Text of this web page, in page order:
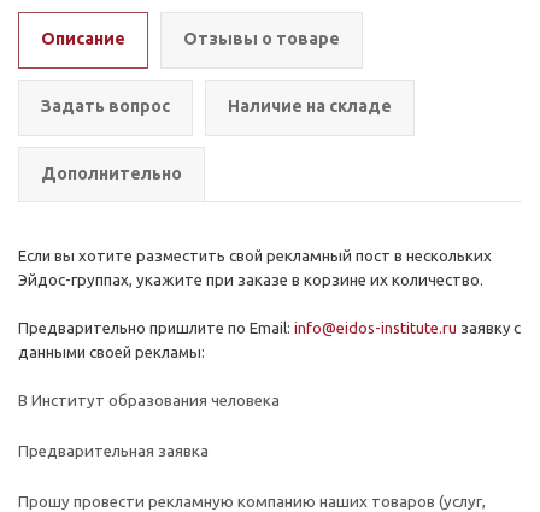
Описание Отзывы о товаре
Задать вопрос Наличие на складе
Дополнительно
Если вы хотите разместить свой рекламный пост в нескольких
Эйдос-группах, укажите при заказе в корзине их количество.
Предварительно пришлите по Email: info@eidos-institute.ru заявку с
данными своей рекламы:
В Институт образования человека
Предварительная заявка
Прошу провести рекламную компанию наших товаров (услуг,